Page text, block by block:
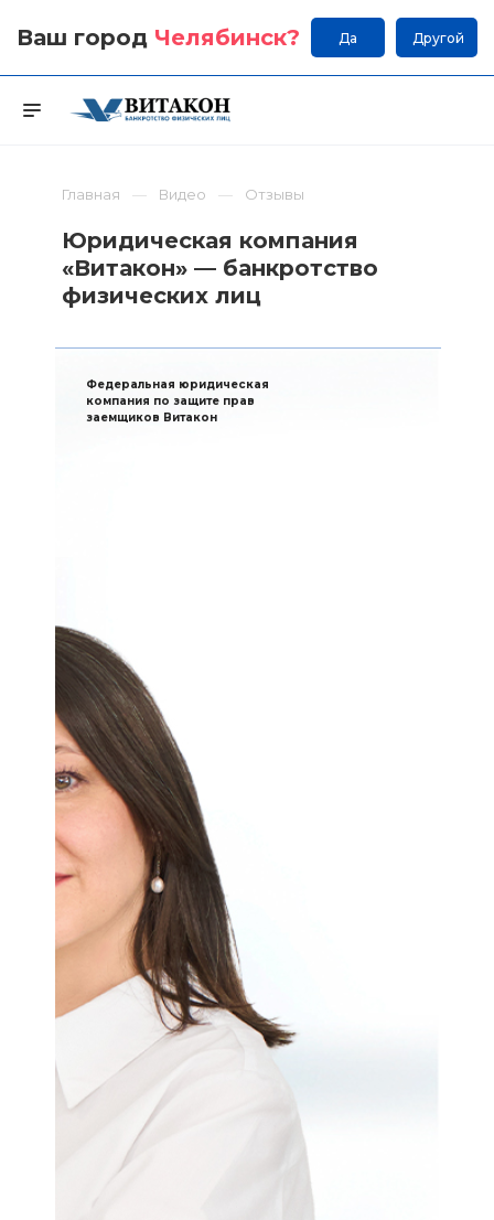
Ваш город Челябинск? Да Другой
Главная Видео Отзывы
Юридическая компания
«Витакон» — банкротство
физических лиц
Федеральная юридическая
компания по защите прав
заемщиков Витакон